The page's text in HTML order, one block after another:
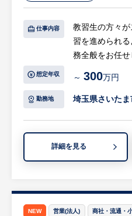
仕事内容
教習生の方々
習を進められ
務全般をお任せ
＜具体的には…
・窓口・受付対
・事務・デー
力、簡単なPC
行、模擬テス
に喜んでもら
企画の立案・実
想定年収 ～ 300万円
勤務地 埼玉県さいたま
詳細を見る
NEW 営業(法人) 商社・流通・